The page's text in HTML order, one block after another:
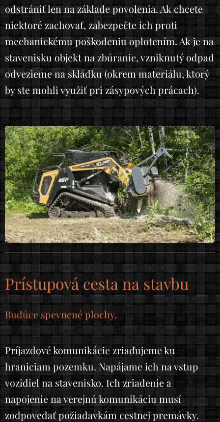
odstrániť len na základe povolenia. Ak chcete
niektoré zachovať, zabezpečte ich proti
mechanickému poškodeniu oplotením. Ak je na
stavenisku objekt na zbúranie, vzniknutý odpad
odvezieme na skládku (okrem materiálu, ktorý
by ste mohli využiť pri zásypových prácach).
Prístupová cesta na stavbu
Budúce spevnené plochy.
Príjazdové komunikácie zriaďujeme ku
hraniciam pozemku. Napájame ich na vstup
vozidiel na stavenisko. Ich zriadenie a
napojenie na verejnú komunikáciu musí
zodpovedať požiadavkám cestnej premávky.